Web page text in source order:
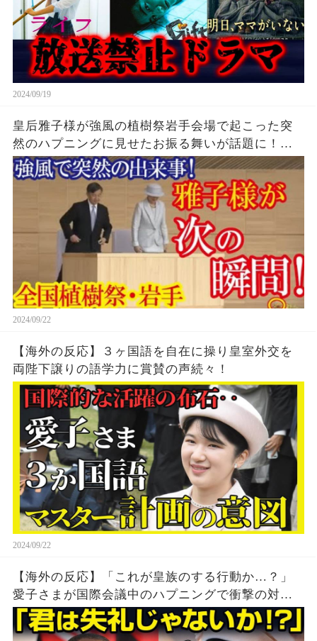
2024/09/19
皇后雅子様が強風の植樹祭岩手会場で起こった突
然のハプニングに見せたお振る舞いが話題に！
→「とっさの行動に人間性が表れますね」
2024/09/22
【海外の反応】３ヶ国語を自在に操り皇室外交を
両陛下譲りの語学力に賞賛の声続々！
2024/09/22
【海外の反応】「これが皇族のする行動か…？」
愛子さまが国際会議中のハプニングで衝撃の対
応！世界中が言葉を失うことに…